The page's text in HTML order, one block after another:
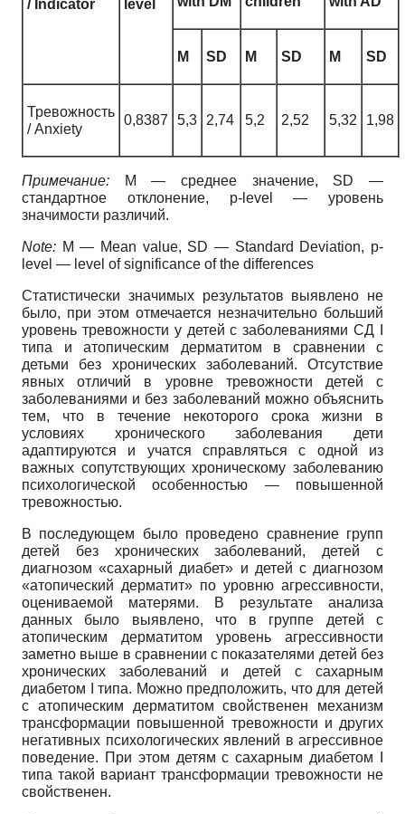
/ Indicator level
M SD M SD M SD
Тревожность
/ Anxiety
0,8387 5,3 2,74 5,2 2,52 5,32 1,98
Примечание:
M — среднее значение, SD —
стандартное отклонение, p-level — уровень
значимости различий.
Note: M — Mean value, SD — Standard Deviation, p-
level — level of significance of the differences
Статистически значимых результатов выявлено не
было, при этом отмечается незначительно больший
уровень тревожности у детей с заболеваниями СД I
типа и атопическим дерматитом в сравнении с
детьми без хронических заболеваний. Отсутствие
явных отличий в уровне тревожности детей с
заболеваниями и без заболеваний можно объяснить
тем, что в течение некоторого срока жизни в
условиях хронического заболевания дети
адаптируются и учатся справляться с одной из
важных сопутствующих хроническому заболеванию
психологической особенностью — повышенной
тревожностью.
В последующем было проведено сравнение групп
детей без хронических заболеваний, детей с
диагнозом «сахарный диабет» и детей с диагнозом
«атопический дерматит» по уровню агрессивности,
оцениваемой матерями. В результате анализа
данных было выявлено, что в группе детей с
атопическим дерматитом уровень агрессивности
заметно выше в сравнении с показателями детей без
хронических заболеваний и детей с сахарным
диабетом I типа. Можно предположить, что для детей
с атопическим дерматитом свойственен механизм
трансформации повышенной тревожности и других
негативных психологических явлений в агрессивное
поведение. При этом детям с сахарным диабетом I
типа такой вариант трансформации тревожности не
свойственен.